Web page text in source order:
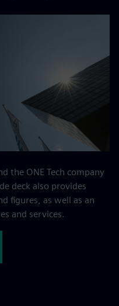
the ONE Tech company
deck also provides
figures, as well as an
and services.